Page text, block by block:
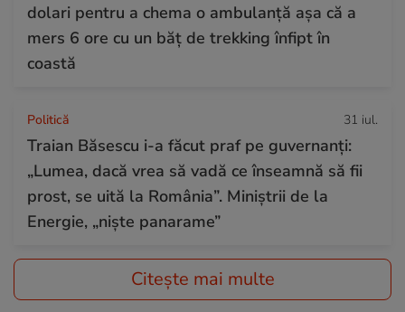
dolari pentru a chema o ambulanță așa că a
mers 6 ore cu un băț de trekking înfipt în
coastă
Politică 31 iul.
Traian Băsescu i-a făcut praf pe guvernanți:
„Lumea, dacă vrea să vadă ce înseamnă să fii
prost, se uită la România”. Miniștrii de la
Energie, „niște panarame”
Citește mai multe